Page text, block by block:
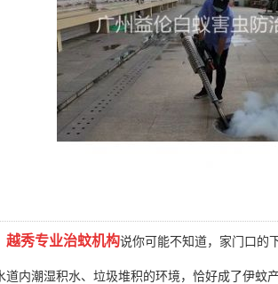
越秀专业治蚊机构说你可能不知道，家门口的
内潮湿积水、垃圾堆积的环境，恰好成了伊蚊